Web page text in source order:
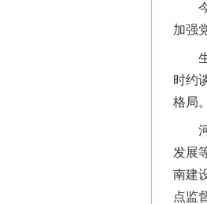
今
加强
生
时约
格局。
河
发展
南建
点监